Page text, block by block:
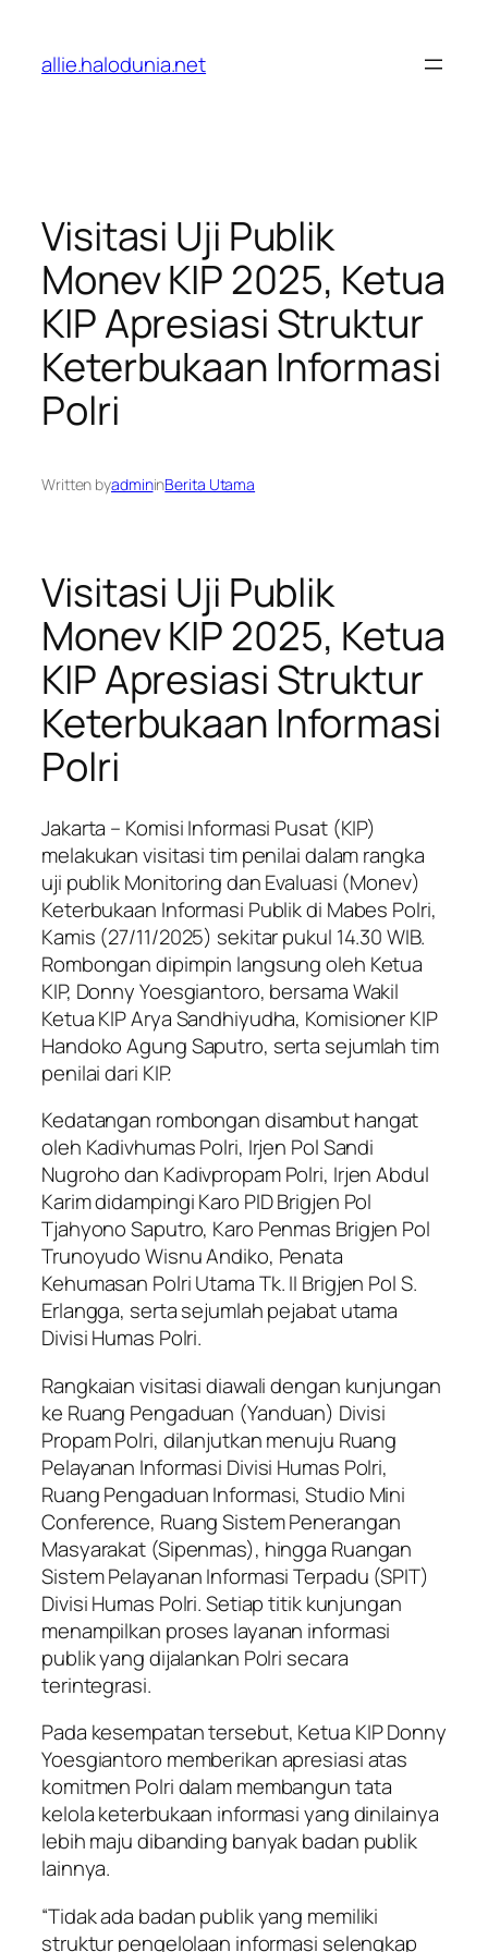
konten
allie.halodunia.net
Visitasi Uji Publik
Monev KIP 2025, Ketua
KIP Apresiasi Struktur
Keterbukaan Informasi
Polri
Written byadmininBerita Utama
Visitasi Uji Publik
Monev KIP 2025, Ketua
KIP Apresiasi Struktur
Keterbukaan Informasi
Polri
Jakarta – Komisi Informasi Pusat (KIP)
melakukan visitasi tim penilai dalam rangka
uji publik Monitoring dan Evaluasi (Monev)
Keterbukaan Informasi Publik di Mabes Polri,
Kamis (27/11/2025) sekitar pukul 14.30 WIB.
Rombongan dipimpin langsung oleh Ketua
KIP, Donny Yoesgiantoro, bersama Wakil
Ketua KIP Arya Sandhiyudha, Komisioner KIP
Handoko Agung Saputro, serta sejumlah tim
penilai dari KIP.
Kedatangan rombongan disambut hangat
oleh Kadivhumas Polri, Irjen Pol Sandi
Nugroho dan Kadivpropam Polri, Irjen Abdul
Karim didampingi Karo PID Brigjen Pol
Tjahyono Saputro, Karo Penmas Brigjen Pol
Trunoyudo Wisnu Andiko, Penata
Kehumasan Polri Utama Tk. II Brigjen Pol S.
Erlangga, serta sejumlah pejabat utama
Divisi Humas Polri.
Rangkaian visitasi diawali dengan kunjungan
ke Ruang Pengaduan (Yanduan) Divisi
Propam Polri, dilanjutkan menuju Ruang
Pelayanan Informasi Divisi Humas Polri,
Ruang Pengaduan Informasi, Studio Mini
Conference, Ruang Sistem Penerangan
Masyarakat (Sipenmas), hingga Ruangan
Sistem Pelayanan Informasi Terpadu (SPIT)
Divisi Humas Polri. Setiap titik kunjungan
menampilkan proses layanan informasi
publik yang dijalankan Polri secara
terintegrasi.
Pada kesempatan tersebut, Ketua KIP Donny
Yoesgiantoro memberikan apresiasi atas
komitmen Polri dalam membangun tata
kelola keterbukaan informasi yang dinilainya
lebih maju dibanding banyak badan publik
lainnya.
“Tidak ada badan publik yang memiliki
struktur pengelolaan informasi selengkap